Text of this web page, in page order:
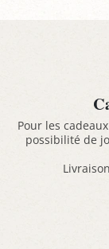
Pour les
possibilité de